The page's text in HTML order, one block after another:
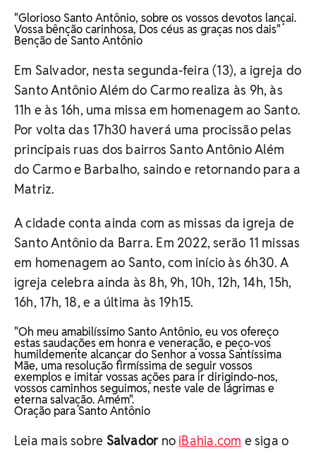
"Glorioso Santo Antônio, sobre os vossos devotos lançai.
Vossa bênção carinhosa, Dos céus as graças nos dais"
Benção de Santo Antônio
Em Salvador, nesta segunda-feira (13), a igreja do
Santo Antônio Além do Carmo realiza às 9h, às
11h e às 16h, uma missa em homenagem ao Santo.
Por volta das 17h30 haverá uma procissão pelas
principais ruas dos bairros Santo Antônio Além
do Carmo e Barbalho, saindo e retornando para a
Matriz.
A cidade conta ainda com as missas da igreja de
Santo Antônio da Barra. Em 2022, serão 11 missas
em homenagem ao Santo, com início às 6h30. A
igreja celebra ainda às 8h, 9h, 10h, 12h, 14h, 15h,
16h, 17h, 18, e a última às 19h15.
"Oh meu amabilíssimo Santo Antônio, eu vos ofereço
estas saudações em honra e veneração, e peço-vos
humildemente alcançar do Senhor a vossa Santíssima
Mãe, uma resolução firmíssima de seguir vossos
exemplos e imitar vossas ações para ir dirigindo-nos,
vossos caminhos seguimos, neste vale de lágrimas e
eterna salvação. Amém".
Oração para Santo Antônio
Leia mais sobre Salvador no iBahia.com e siga o